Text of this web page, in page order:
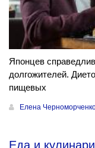
Японцев
долгожителей.
пищевых
Елена
Еда и